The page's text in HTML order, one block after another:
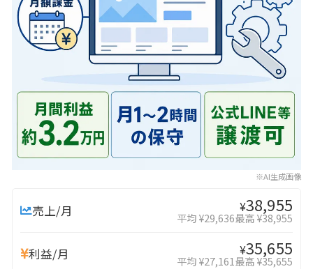
※AI生成画像
売上/月 ¥38,955
平均 ¥29,636最高 ¥38,955
利益/月 ¥35,655
平均 ¥27,161最高 ¥35,655